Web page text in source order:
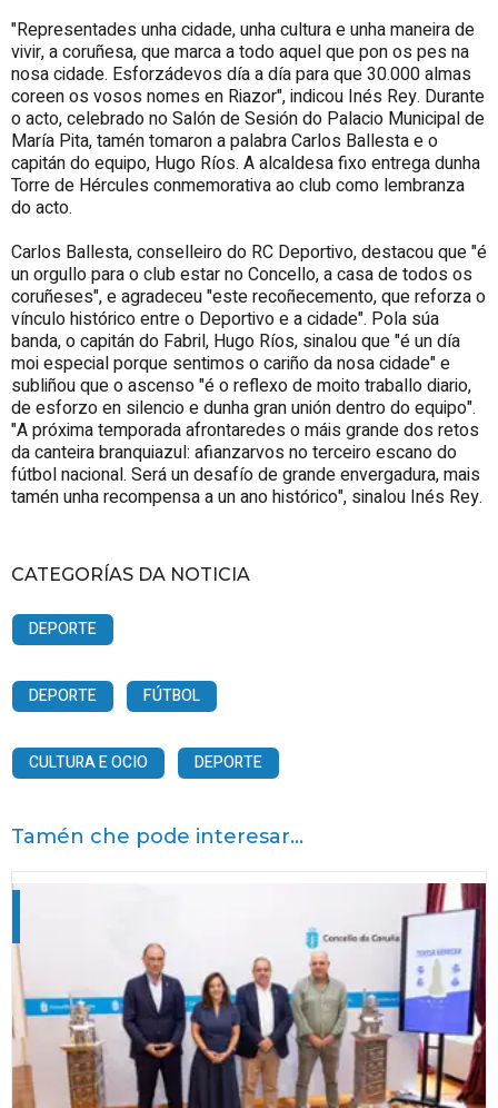
"Representades unha cidade, unha cultura e unha maneira de
vivir, a coruñesa, que marca a todo aquel que pon os pes na
nosa cidade. Esforzádevos día a día para que 30.000 almas
coreen os vosos nomes en Riazor", indicou Inés Rey. Durante
o acto, celebrado no Salón de Sesión do Palacio Municipal de
María Pita, tamén tomaron a palabra Carlos Ballesta e o
capitán do equipo, Hugo Ríos. A alcaldesa fixo entrega dunha
Torre de Hércules conmemorativa ao club como lembranza
do acto.
Carlos Ballesta, conselleiro do RC Deportivo, destacou que "é
un orgullo para o club estar no Concello, a casa de todos os
coruñeses", e agradeceu "este recoñecemento, que reforza o
vínculo histórico entre o Deportivo e a cidade". Pola súa
banda, o capitán do Fabril, Hugo Ríos, sinalou que "é un día
moi especial porque sentimos o cariño da nosa cidade" e
subliñou que o ascenso "é o reflexo de moito traballo diario,
de esforzo en silencio e dunha gran unión dentro do equipo".
"A próxima temporada afrontaredes o máis grande dos retos
da canteira branquiazul: afianzarvos no terceiro escano do
fútbol nacional. Será un desafío de grande envergadura, mais
tamén unha recompensa a un ano histórico", sinalou Inés Rey.
CATEGORÍAS DA NOTICIA
DEPORTE
DEPORTE FÚTBOL
CULTURA E OCIO DEPORTE
Tamén che pode interesar...